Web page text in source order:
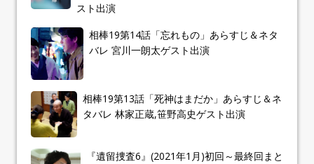
スト出演
相棒19第14話「忘れもの」あらすじ＆ネタ
バレ 宮川一朗太ゲスト出演
相棒19第13話「死神はまだか」あらすじ＆ネ
タバレ 林家正蔵,笹野高史ゲスト出演
『遺留捜査6』(2021年1月)初回～最終回まと